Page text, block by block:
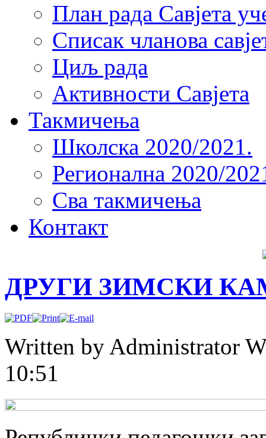
План рада Савјета
Списак чланова
Циљ рада
Активности Савјета
Такмичења
Школска 2020/2021.
Регионална 2020/
Сва такмичења
Контакт
ДРУГИ ЗИМСКИ
Written by Administrator
10:51